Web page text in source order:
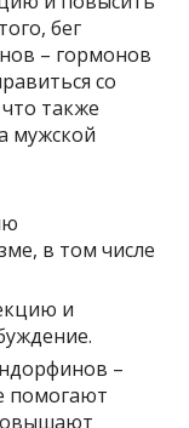
бег
– гормонов
со
также
мужской
в том числе
и
–
помогают